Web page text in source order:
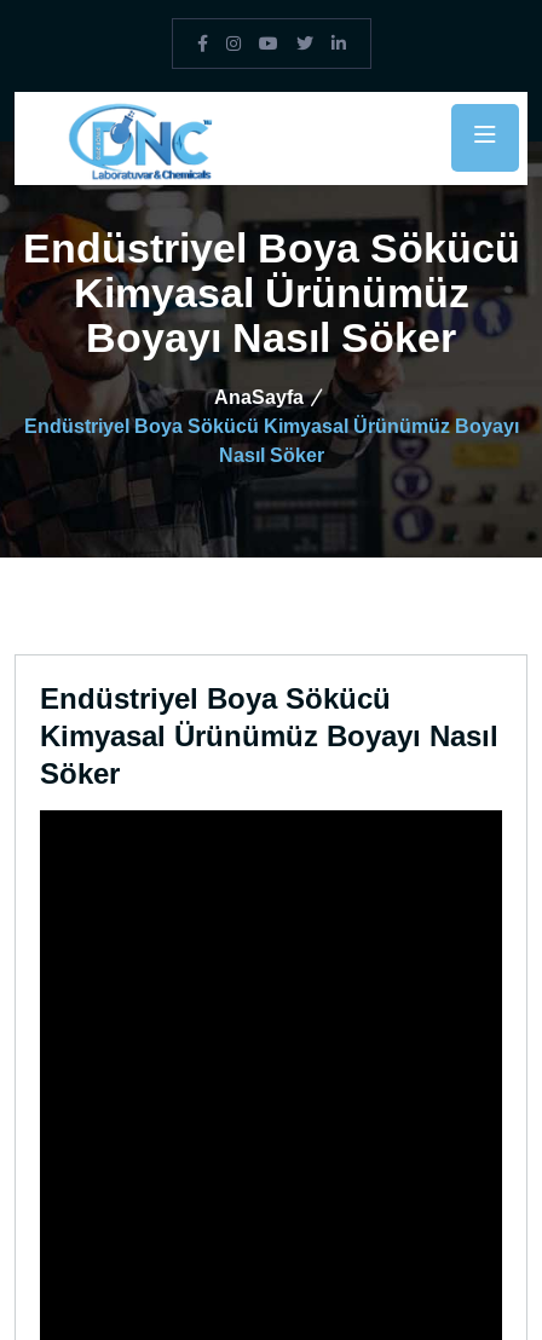
Endüstriyel Boya Sökücü
Kimyasal Ürünümüz
Boyayı Nasıl Söker
AnaSayfa
Endüstriyel Boya Sökücü Kimyasal Ürünümüz Boyayı
Nasıl Söker
Endüstriyel Boya Sökücü
Kimyasal Ürünümüz Boyayı Nasıl
Söker